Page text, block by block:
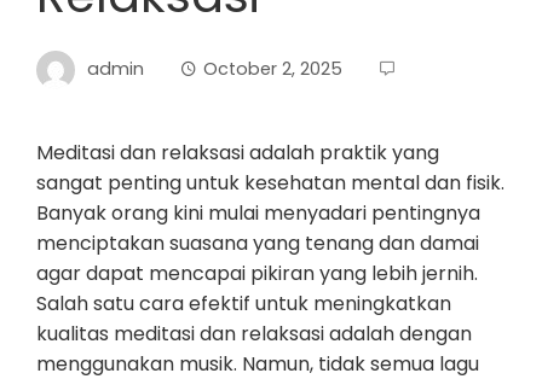
admin October 2, 2025
Meditasi dan relaksasi adalah praktik yang
sangat penting untuk kesehatan mental dan fisik.
Banyak orang kini mulai menyadari pentingnya
menciptakan suasana yang tenang dan damai
agar dapat mencapai pikiran yang lebih jernih.
Salah satu cara efektif untuk meningkatkan
kualitas meditasi dan relaksasi adalah dengan
menggunakan musik. Namun, tidak semua lagu